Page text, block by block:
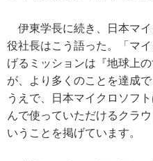
伊東学長に続き、日本マ
役社長はこう語った。「マ
げるミッションは『地球上
が、より多くのことを達成
うえで、日本マイクロソフ
んで使っていただけるクラ
いうことを掲げています。